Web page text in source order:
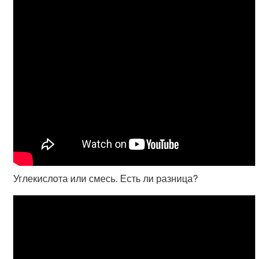
Углекислота или смесь. Есть ли разница?